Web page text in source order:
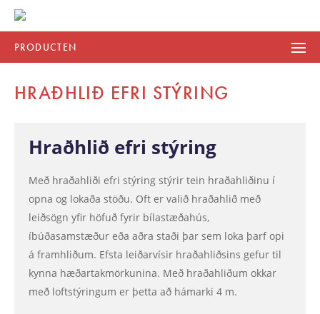
PRODUCTEN
HRAÐHLIÐ EFRI STÝRING
Hraðhlið efri stýring
Með hraðahliði efri stýring stýrir tein hraðahliðinu í
opna og lokaða stöðu. Oft er valið hraðahlið með
leiðsögn yfir höfuð fyrir bílastæðahús,
íbúðasamstæður eða aðra staði þar sem loka þarf opi
á framhliðum. Efsta leiðarvísir hraðahliðsins gefur til
kynna hæðartakmörkunina. Með hraðahliðum okkar
með loftstýringum er þetta að hámarki 4 m.